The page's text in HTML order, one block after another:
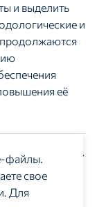
и выделить
и
её
материал
файлы.
свое
Для